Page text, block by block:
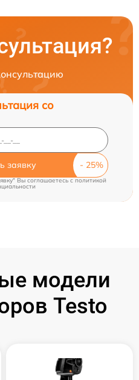
со
заявку
Вы соглашаетесь c политикой
модели
Testo